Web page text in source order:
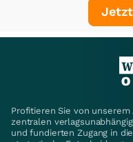
Profitieren Sie von
zentralen
und fundierten Zugang in